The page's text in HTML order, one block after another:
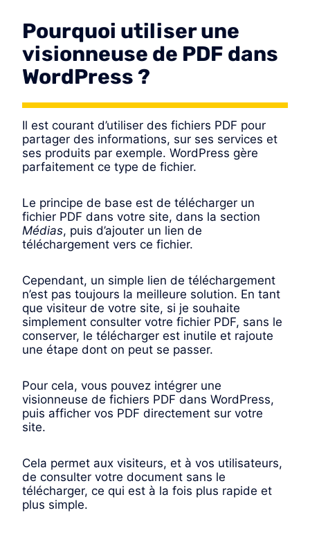
Pourquoi utiliser une
visionneuse de PDF dans
WordPress ?
Il est courant d’utiliser des fichiers PDF pour
partager des informations, sur ses services et
ses produits par exemple. WordPress gère
parfaitement ce type de fichier.
Le principe de base est de télécharger un
fichier PDF dans votre site, dans la section
Médias, puis d’ajouter un lien de
téléchargement vers ce fichier.
Cependant, un simple lien de téléchargement
n’est pas toujours la meilleure solution. En tant
que visiteur de votre site, si je souhaite
simplement consulter votre fichier PDF, sans le
conserver, le télécharger est inutile et rajoute
une étape dont on peut se passer.
Pour cela, vous pouvez intégrer une
visionneuse de fichiers PDF dans WordPress,
puis afficher vos PDF directement sur votre
site.
Cela permet aux visiteurs, et à vos utilisateurs,
de consulter votre document sans le
télécharger, ce qui est à la fois plus rapide et
plus simple.